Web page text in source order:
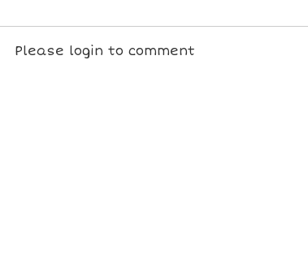
Please login to comment